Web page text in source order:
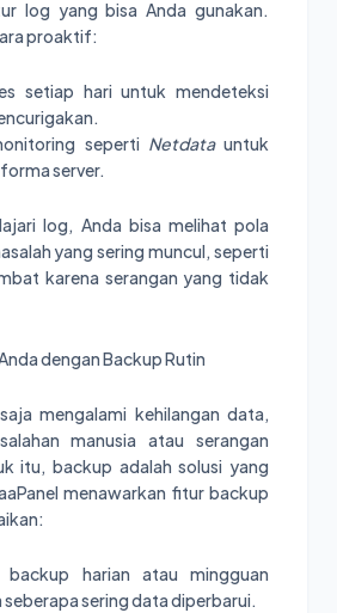
log yang bisa Anda gunakan.
proaktif:
setiap hari untuk mendeteksi
seperti Netdatauntuk
server.
log, Anda bisa melihat pola
yang sering muncul, seperti
karena serangan yang tidak
dengan Backup Rutin
mengalami kehilangan data,
manusia atau serangan
itu, backup adalah solusi yang
menawarkan fitur backup
backup harian atau mingguan
sering data diperbarui.